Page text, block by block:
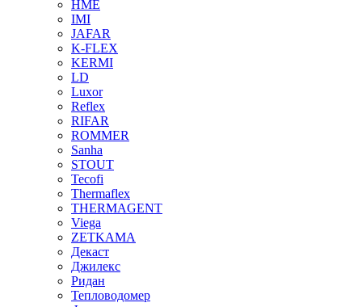
HME
IMI
JAFAR
K-FLEX
KERMI
LD
Luxor
Reflex
RIFAR
ROMMER
Sanha
STOUT
Tecofi
Thermaflex
THERMAGENT
Viega
ZETKAMA
Декаст
Джилекс
Ридан
Тепловодомер